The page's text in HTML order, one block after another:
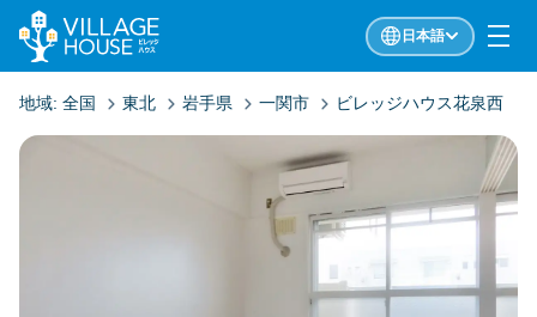
日本語
地域: 全国 東北 岩手県 一関市 ビレッジハウス花泉西